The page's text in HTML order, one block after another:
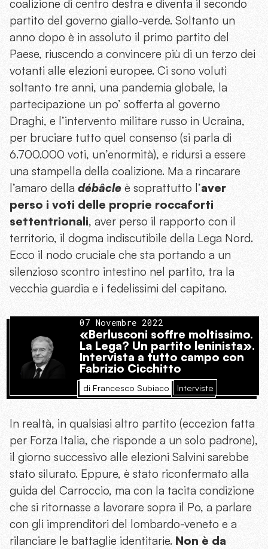
coalizione di centro destra e diventa il secondo
partito del governo giallo-verde. Soltanto un
anno dopo è in assoluto il primo partito del
Paese, riuscendo a convincere più di un terzo dei
votanti alle elezioni europee. Ci sono voluti
soltanto tre anni, una pandemia globale, la
partecipazione un po’ sofferta al governo
Draghi, e l’intervento militare russo in Ucraina,
per bruciare tutto quel consenso (si parla di
6.700.000 voti, un’enormità), e ridursi a essere
una stampella della coalizione. Ma a rincarare
l’amaro della débâcle è soprattutto l’aver
perso i voti delle proprie roccaforti
settentrionali, aver perso il rapporto con il
territorio, il dogma indiscutibile della Lega Nord.
Ecco il nodo cruciale che sta portando a un
silenzioso scontro intestino nel partito, tra la
vecchia guardia e i fedelissimi del capitano.
07 Novembre 2022
«Berlusconi soffre moltissimo.
La Lega? Un partito leninista».
Intervista a tutto campo con
Fabrizio Cicchitto
di Francesco Subiaco Interviste
In realtà, in qualsiasi altro partito (eccezion fatta
per Forza Italia, che risponde a un solo padrone),
il giorno successivo alle elezioni Salvini sarebbe
stato silurato. Eppure, è stato riconfermato alla
guida del Carroccio, ma con la tacita condizione
che si ritornasse a lavorare sopra il Po, a parlare
con gli imprenditori del lombardo-veneto e a
rilanciare le battaglie identitarie. Non è da